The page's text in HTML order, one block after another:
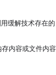
缓解技术存在的
内容或文件内容